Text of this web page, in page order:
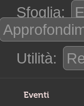
Sfoglia:
Utilità:
Eventi